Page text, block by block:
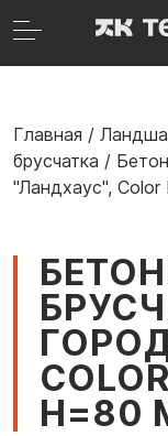
Главная /
брусчатка /
"Ландхаус",
H=80